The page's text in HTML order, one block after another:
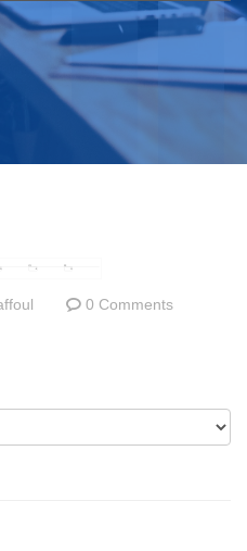
0 Comments